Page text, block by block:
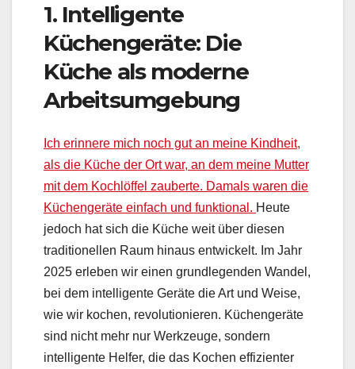
1. Intelligente
Küchengeräte: Die
Küche als moderne
Arbeitsumgebung
Ich erinnere mich noch gut an meine Kindheit,
als die Küche der Ort war, an dem meine Mutter
mit dem Kochlöffel zauberte. Damals waren die
Küchengeräte einfach und funktional. Heute
jedoch hat sich die Küche weit über diesen
traditionellen Raum hinaus entwickelt. Im Jahr
2025 erleben wir einen grundlegenden Wandel,
bei dem intelligente Geräte die Art und Weise,
wie wir kochen, revolutionieren. Küchengeräte
sind nicht mehr nur Werkzeuge, sondern
intelligente Helfer, die das Kochen effizienter